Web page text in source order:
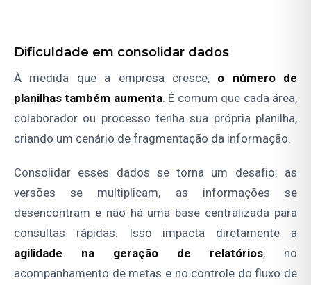
Dificuldade em consolidar dados
À medida que a empresa cresce, o número de
planilhas também aumenta. É comum que cada área,
colaborador ou processo tenha sua própria planilha,
criando um cenário de fragmentação da informação.
Consolidar esses dados se torna um desafio: as
versões se multiplicam, as informações se
desencontram e não há uma base centralizada para
consultas rápidas. Isso impacta diretamente a
agilidade na geração de relatórios, no
acompanhamento de metas e no controle do fluxo de